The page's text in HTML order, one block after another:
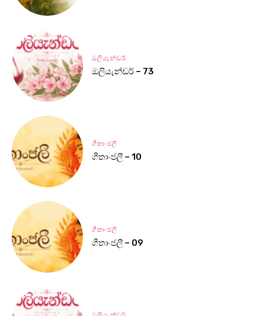
ඔලියැන්ඩර්
ඔලියැන්ඩර් – 73
ගීතාංජලී
ගීතාංජලී – 10
ගීතාංජලී
ගීතාංජලී – 09